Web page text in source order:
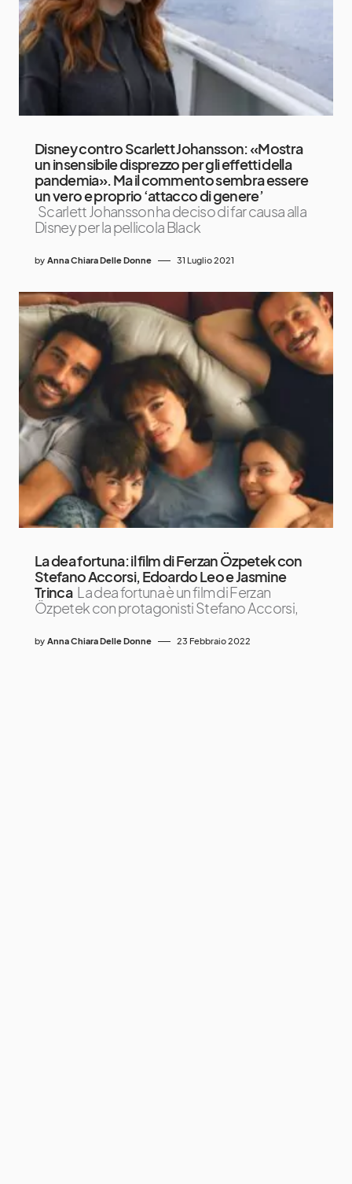
Disney contro Scarlett Johansson: «Mostra
un insensibile disprezzo per gli effetti della
pandemia». Ma il commento sembra essere
un vero e proprio ‘attacco di genere’
Scarlett Johansson ha deciso di far causa alla
Disney per la pellicola Black
by Anna Chiara Delle Donne 31 Luglio 2021
La dea fortuna: il film di Ferzan Özpetek con
Stefano Accorsi, Edoardo Leo e Jasmine
Trinca La dea fortuna è un film di Ferzan
Özpetek con protagonisti Stefano Accorsi,
by Anna Chiara Delle Donne 23 Febbraio 2022